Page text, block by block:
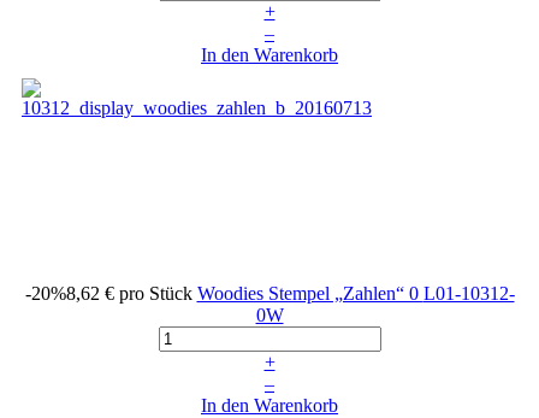
+
–
In den Warenkorb
-20%8,62 € pro Stück Woodies Stempel „Zahlen“ 0 L01-10312-
0W
+
–
In den Warenkorb